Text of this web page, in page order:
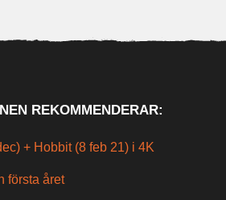
REKOMMENDERAR:
+ Hobbit (8 feb 21) i 4K
första året